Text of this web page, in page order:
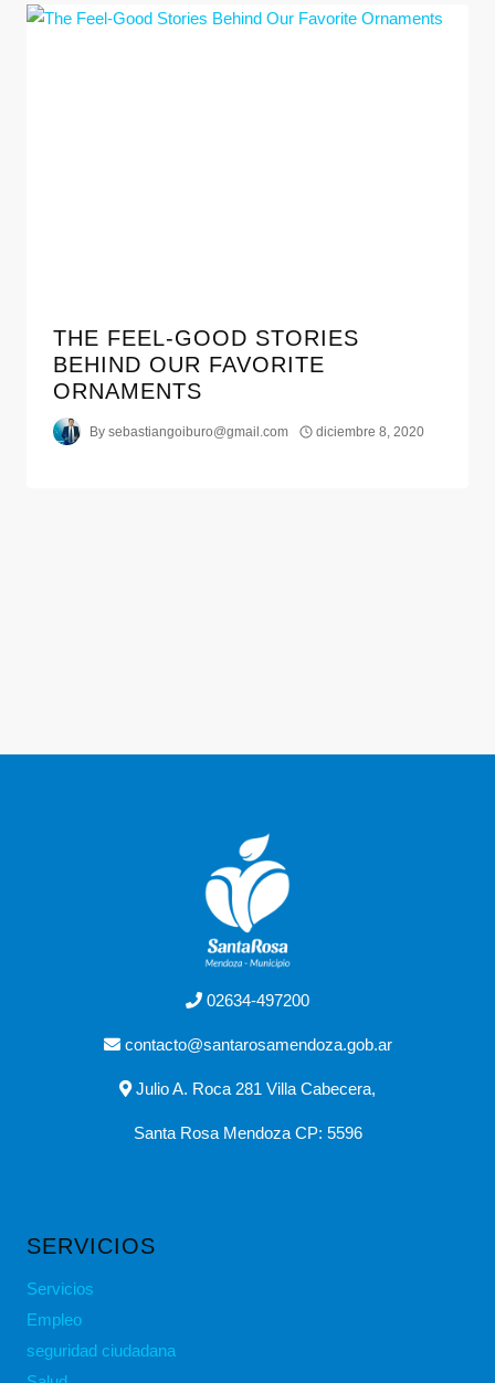
THE FEEL-GOOD STORIES
BEHIND OUR FAVORITE
ORNAMENTS
By sebastiangoiburo@gmail.com diciembre 8, 2020
02634-497200
contacto@santarosamendoza.gob.ar
Julio A. Roca 281 Villa Cabecera,
Santa Rosa Mendoza CP: 5596
SERVICIOS
Servicios
Empleo
seguridad ciudadana